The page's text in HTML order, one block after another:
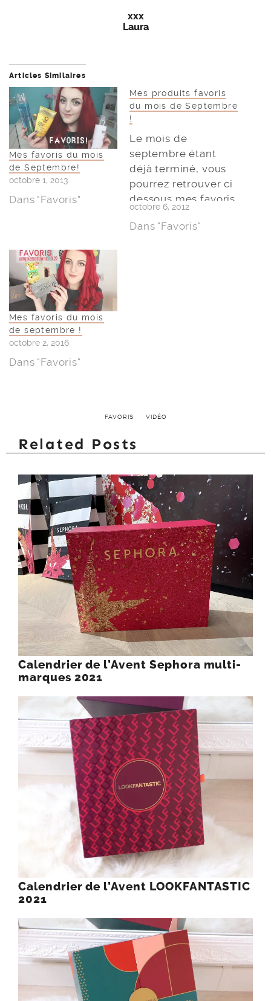
xxx
Laura
Articles Similaires
Mes favoris du mois
de Septembre!
octobre 1, 2013
Dans "Favoris"
Mes produits favoris
du mois de Septembre
!
Le mois de
septembre étant
déjà terminé, vous
pourrez retrouver ci
dessous mes favoris
du mois
!N’hésitez pas à me
octobre 6, 2012
Dans "Favoris"
Mes favoris du mois
de septembre !
octobre 2, 2016
Dans "Favoris"
FAVORIS VIDÉO
Related Posts
Calendrier de l’Avent Sephora multi-
marques 2021
Calendrier de l’Avent LOOKFANTASTIC
2021